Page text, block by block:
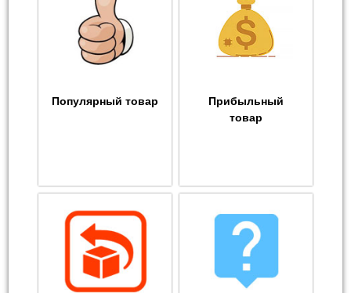
Популярный товар
Прибыльный
товар